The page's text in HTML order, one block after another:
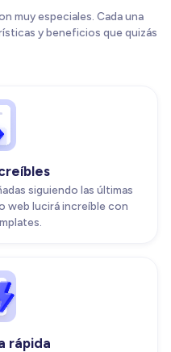
muy especiales. Cada una
y beneficios que quizás
siguiendo las últimas
web lucirá increíble con
rápida